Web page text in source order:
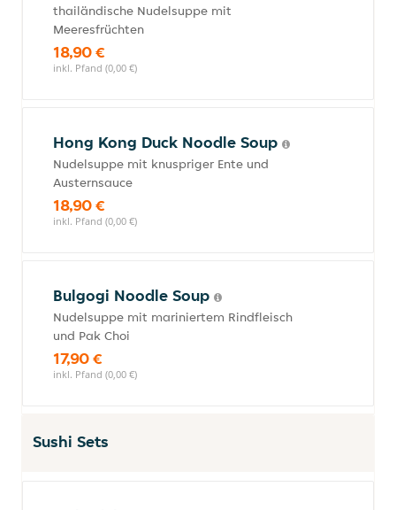
thailändische Nudelsuppe mit
Meeresfrüchten
18,90 €
inkl. Pfand (0,00 €)
Hong Kong Duck Noodle Soup
Nudelsuppe mit knuspriger Ente und
Austernsauce
18,90 €
inkl. Pfand (0,00 €)
Bulgogi Noodle Soup
Nudelsuppe mit mariniertem Rindfleisch
und Pak Choi
17,90 €
inkl. Pfand (0,00 €)
Sushi Sets